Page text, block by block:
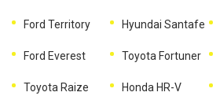
Ford Territory Hyundai Santafe
Ford Everest Toyota Fortuner
Toyota Raize Honda HR-V